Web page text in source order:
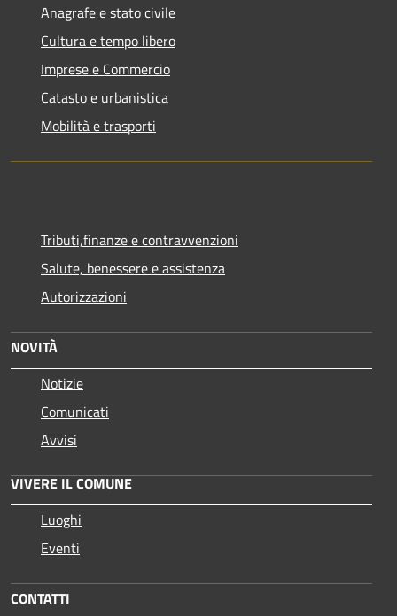
Anagrafe e stato civile
Cultura e tempo libero
Imprese e Commercio
Catasto e urbanistica
Mobilità e trasporti
Tributi,finanze e contravvenzioni
Salute, benessere e assistenza
Autorizzazioni
NOVITÀ
Notizie
Comunicati
Avvisi
VIVERE IL COMUNE
Luoghi
Eventi
CONTATTI